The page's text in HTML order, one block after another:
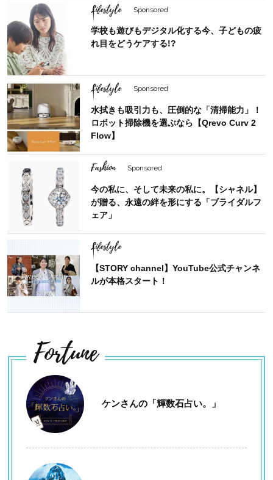
Lifestyle Sponsored
学校も遊びもデジタル化する今、子どもの疲
れ目をどうケアする!?
Lifestyle Sponsored
水拭きも吸引力も、圧倒的な「清掃能力」！
ロボット掃除機を選ぶなら【Qrevo Curv 2
Flow】
Fashion Sponsored
今の私に、そして未来の私に。【シャネル】
が贈る、永遠の絆を形にする「ブライダルフ
ェア」
Lifestyle
【STORY channel】YouTube公式チャンネ
ルが本格スタート！
Fortune
ケンさんの「輝数石占い。」